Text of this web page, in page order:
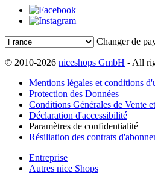
Changer de
© 2010-2026 niceshops GmbH - All
Mentions légales et conditions
Protection des Données
Conditions Générales de Vente
Déclaration d'accessibilité
Paramètres de confidentialité
Résiliation des contrats
Entreprise
Autres nice Shops